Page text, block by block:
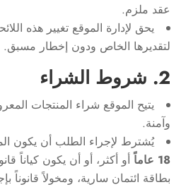
عقد ملزم.
يحق لإدارة الموقع تغيير هذه
لتقديرها الخاص ودون إخطار مسبق.
2. شروط الشراء
يتيح الموقع شراء المنتجات
وآمنة.
يُشترط لإجراء الطلب أن يكون
18 عاماً
أو أكثر، أو أن يكون كياناً
بطاقة ائتمان سارية، ومخولاً قانوناً